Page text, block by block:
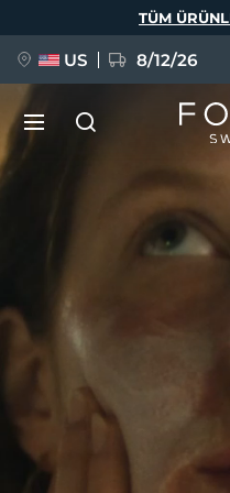
TÜM
US 8/12/26
FAQ™ Pure Beauty-
BREAKING NEWS
issa™ Teeth
Dil Seçimi
English
Français
Türkçe